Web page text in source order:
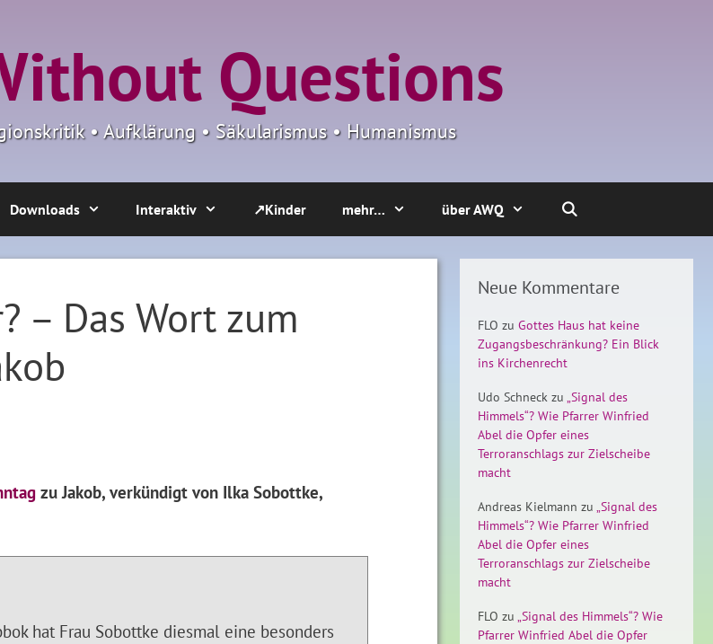
Questions
• Aufklärung • Säkularismus • Humanismus
Downloads Interaktiv ↗Kinder mehr… über AWQ
– Das Wort zum
zu Jakob, verkündigt von Ilka Sobottke,
hat Frau Sobottke diesmal eine besonders
Neue Kommentare
FLO zu Gottes Haus hat keine
Zugangsbeschränkung? Ein Blick
ins Kirchenrecht
Udo Schneck zu „Signal des
Himmels“? Wie Pfarrer Winfried
Abel die Opfer eines
Terroranschlags zur Zielscheibe
macht
Andreas Kielmann zu „Signal des
Himmels“? Wie Pfarrer Winfried
Abel die Opfer eines
Terroranschlags zur Zielscheibe
macht
FLO zu „Signal des Himmels“? Wie
Pfarrer Winfried Abel die Opfer